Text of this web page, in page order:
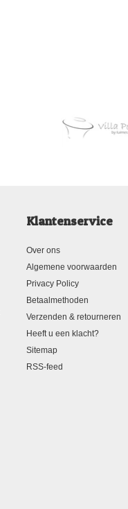
Klantenservice
Over ons
Algemene voorwaarden
Privacy Policy
Betaalmethoden
Verzenden & retourneren
Heeft u een klacht?
Sitemap
RSS-feed